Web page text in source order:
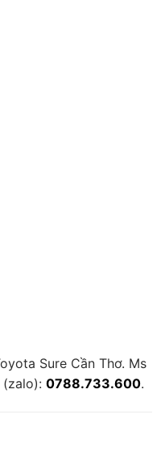
Sure Cần Thơ. Ms
(zalo): 0788.733.600.